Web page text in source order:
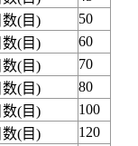
(目)
50
(目)
60
(目)
70
(目)
80
(目)
100
(目)
120